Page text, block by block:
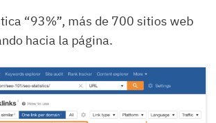
“93%”, más de 700 sitios web
hacia la página.